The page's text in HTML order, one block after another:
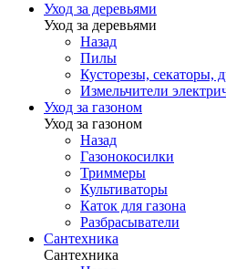
Уход за деревьями
Уход за деревьями
Назад
Пилы
Кусторезы, секаторы,
Измельчители
Уход за газоном
Уход за газоном
Назад
Газонокосилки
Триммеры
Культиваторы
Каток для газона
Разбрасыватели
Сантехника
Сантехника